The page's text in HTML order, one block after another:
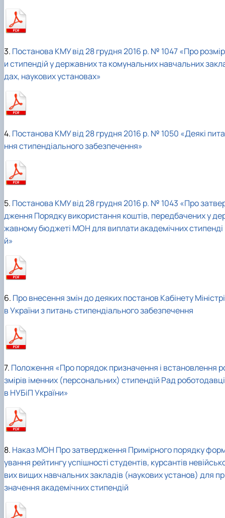
3. Постанова КМУ від 28 грудня 2016 р. № 1047 «Про розмір
и стипендій у державних та комунальних навчальних
дах, наукових установах»
4. Постанова КМУ від 28 грудня 2016 р. № 1050 «Деякі пита
ння стипендіального забезпечення»
5. Постанова КМУ від 28 грудня 2016 р. № 1043 «Про
дження Порядку використання коштів, передбачених у
жавному бюджеті МОН для виплати академічних стипенді
й»
6. Про внесення змін до деяких постанов Кабінету Міністрі
в України з питань стипендіального забезпечення
7. Положення «Про порядок призначення і встановлення
змірів іменних (персональних) стипендій Рад роботодавці
в НУБіП України»
8. Наказ МОН Про затвердження Примірного порядку
ування рейтингу успішності студентів, курсантів
вих вищих навчальних закладів (наукових установ) для
значення академічних стипендій